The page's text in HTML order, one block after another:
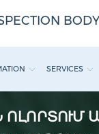
SERVICES